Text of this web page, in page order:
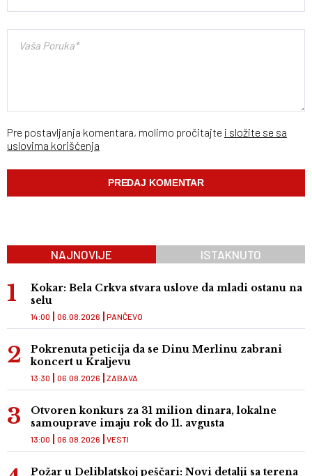
Pre postavljanja komentara, molimo pročitajte i složite se sa
uslovima korišćenja
NAJNOVIJE ISTAKNUTO
Kokar: Bela Crkva stvara uslove da mladi ostanu na
selu
PANČEVO
14:00 06.08.2026
Pokrenuta peticija da se Dinu Merlinu zabrani
koncert u Kraljevu
ZABAVA
13:30 06.08.2026
Otvoren konkurs za 31 milion dinara, lokalne
samouprave imaju rok do 11. avgusta
VESTI
13:00 06.08.2026
Požar u Deliblatskoj peščari: Novi detalji sa terena